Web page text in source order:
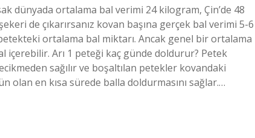
dünyada ortalama bal verimi 24 kilogram, Çin’de 48
de çıkarırsanız kovan başına gerçek bal verimi 5-6
ortalama bal miktarı. Ancak genel bir ortalama
içerebilir. Arı 1 peteği kaç günde doldurur? Petek
sağılır ve boşaltılan petekler kovandaki
en kısa sürede balla doldurmasını sağlar.…